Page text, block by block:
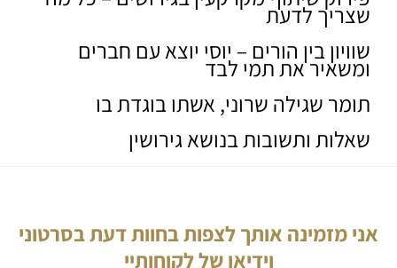
שצריך לדעת
שוויון בין הורים – יוסי יוצא עם חברים
ומשאיר את תמי לבד
תומר שגילה שרוני, אשתו בוגדת בו
שאלות ותשובות בנושא גירושין
אני מזמינה אותך לצפות בחוות דעת בסרטוני
וידיאו של לקוחותיי